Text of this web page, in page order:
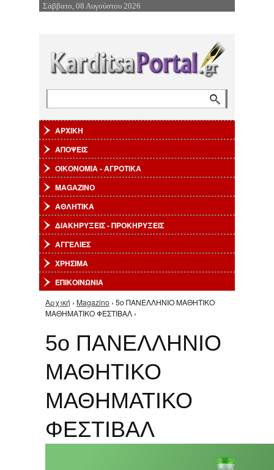
Επιστροφή στην Πλοήγηση
Σάββατο, 08 Αυγούστου 2026
ΑΡΧΙΚΗ
ΑΠΟΨΕΙΣ
ΟΙΚΟΝΟΜΙΑ - ΑΓΡΟΤΙΚΑ
MAGAZINO
ΑΘΛΗΤΙΚΑ
ΔΙΑΚΗΡΥΞΕΙΣ - ΠΡΟΚΗΡΥΞΕΙΣ
ΑΓΓΕΛΙΕΣ
ΧΡΗΣΙΜΑ
ΕΠΙΚΟΙΝΩΝΙΑ
Είστε εδώ
Αρχική › Magazino › 5ο ΠΑΝΕΛΛΗΝΙΟ ΜΑΘΗΤΙΚΟ
ΜΑΘΗΜΑΤΙΚΟ ΦΕΣΤΙΒΑΛ ›
5ο ΠΑΝΕΛΛΗΝΙΟ
ΜΑΘΗΤΙΚΟ
ΜΑΘΗΜΑΤΙΚΟ
ΦΕΣΤΙΒΑΛ